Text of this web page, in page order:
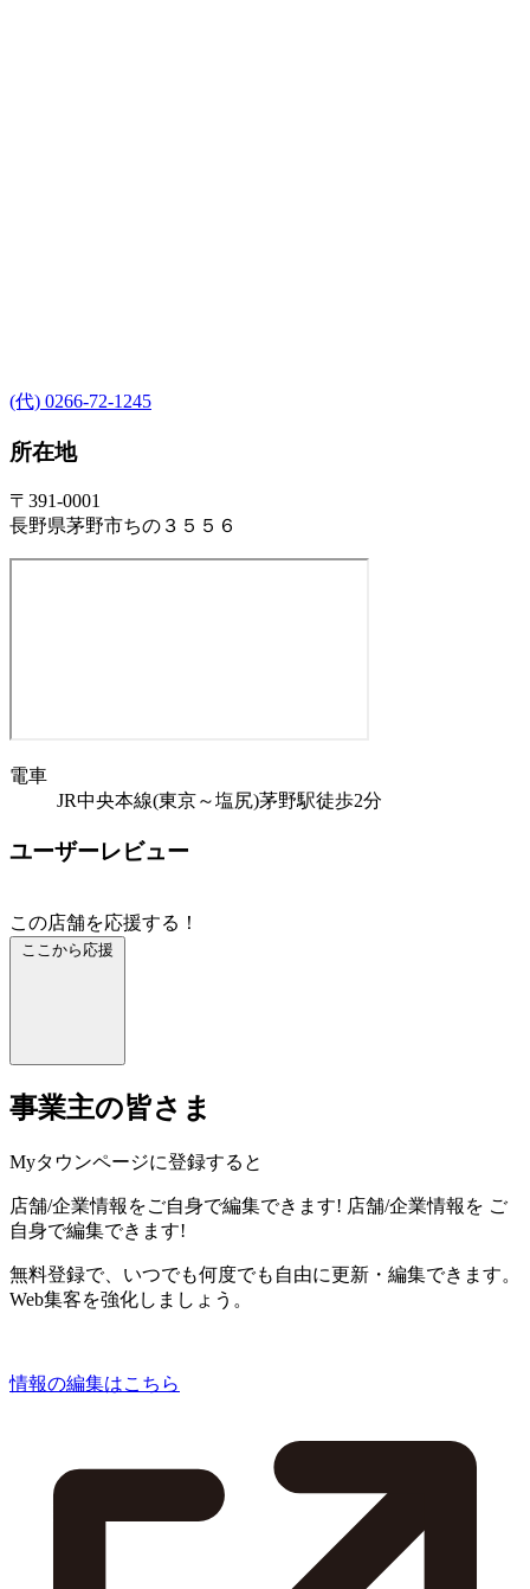
(代) 0266-72-1245
所在地
〒391-0001
長野県茅野市ちの３５５６
電車
JR中央本線(東京～塩尻)茅野駅徒歩2分
ユーザーレビュー
この店舗を応援する！
ここから応援
事業主の皆さま
Myタウンページに登録すると
店舗/企業情報をご自身で編集できます! 店舗/企業情報を ご
自身で編集できます!
無料登録で、いつでも何度でも自由に更新・編集できます。
Web集客を強化しましょう。
情報の編集はこちら